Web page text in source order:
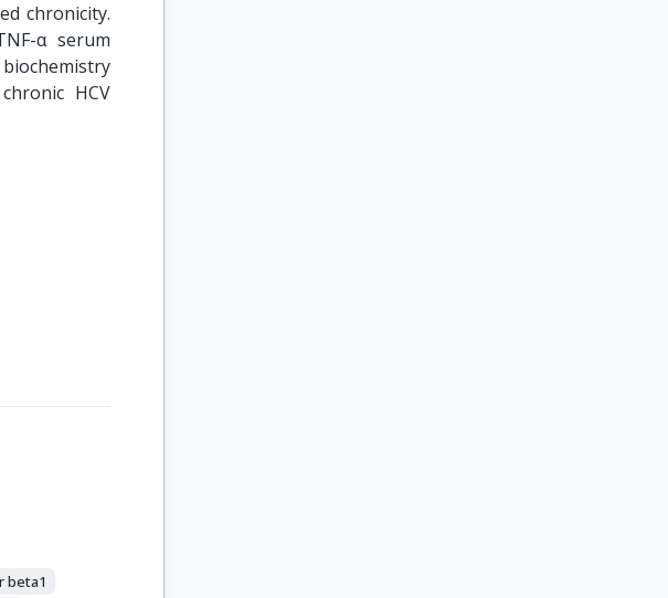
chronicity.
α serum
HCV
beta1